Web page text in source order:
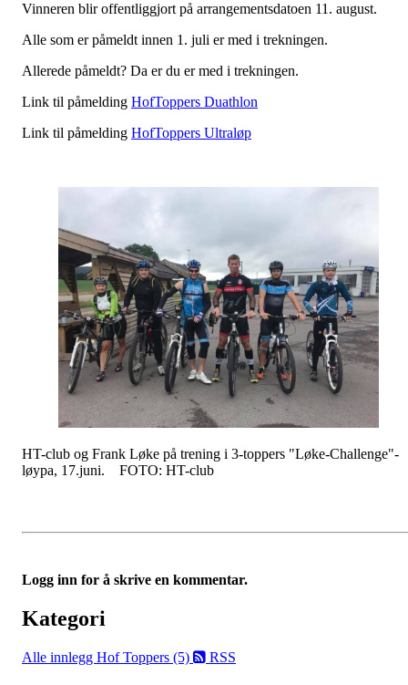
Vinneren blir offentliggjort på arrangementsdatoen 11. august.
Alle som er påmeldt innen 1. juli er med i trekningen.
Allerede påmeldt? Da er du er med i trekningen.
Link til påmelding HofToppers Duathlon
Link til påmelding HofToppers Ultraløp
HT-club og Frank Løke på trening i 3-toppers "Løke-Challenge"-
løypa, 17.juni. FOTO: HT-club
Logg inn for å skrive en kommentar.
Kategori
Alle innlegg Hof Toppers (5) RSS